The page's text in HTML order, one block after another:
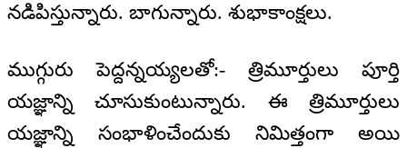
నడిపిస్తున్నారు. బాగున్నారు. శుభాకాంక్షలు.
ముగ్గురు పెద్దన్నయ్యలతో:- త్రిమూర్తులు పూర్తి
యజ్ఞాన్ని చూసుకుంటున్నారు. ఈ త్రిమూర్తులు
యజ్ఞాన్ని సంభాళించేందుకు నిమిత్తంగా అయి